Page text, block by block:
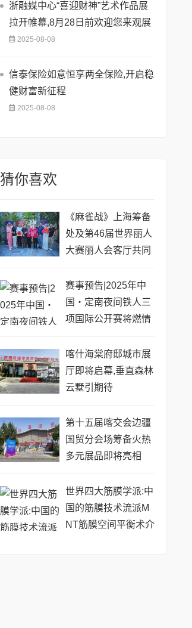
浙融媒中心“喜迎财神”艺术作品展
拉开帷幕,8月28日前欢迎您来观展
2025-08-08
信泰保险如意恒享两全保险,开启稳
健财富新征程
2025-08-08
猜你喜欢
《麻雀战》上海筹备
处及第46届世界丽人
大赛丽人会客厅共同
赛事预告|2025年中
国・定南夜间铁人三
项国际公开赛将燃情
喀什海棠府邸城市展
厅即将启幕,垂直森林
云墅引期待
第十五届喀交会边疆
国贸分会场筹备火热
多元展品即将亮相
世界四大筋膜学派:中
国的筋膜技术流派M
NT筋膜空间平衡术介